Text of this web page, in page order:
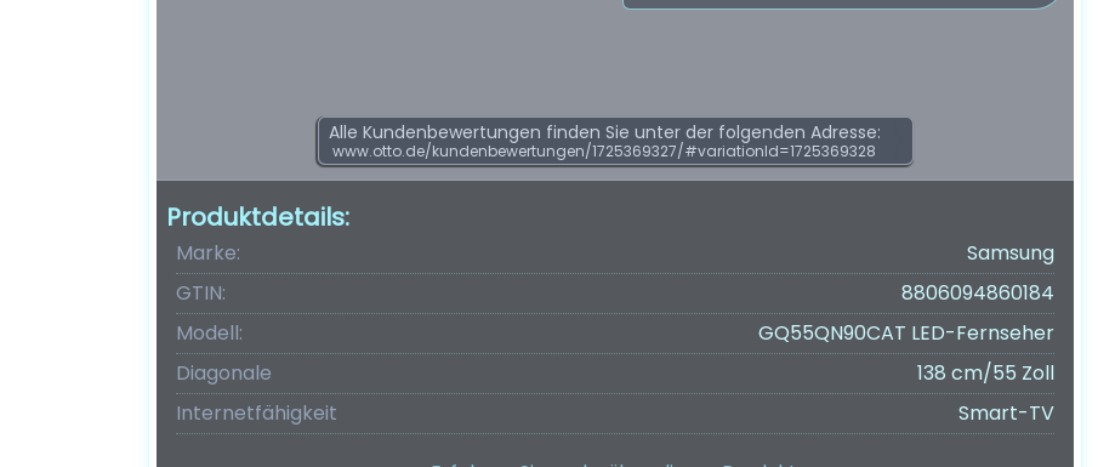
Alle Kundenbewertungen finden Sie unter der folgenden Adresse:
www.otto.de/kundenbewertungen/1725369327/#variationId=1725369328
Produktdetails:
Marke:
Samsung
GTIN:
8806094860184
Modell:
GQ55QN90CAT LED-Fernseher
Diagonale
138 cm/55 Zoll
Internetfähigkeit
Smart-TV